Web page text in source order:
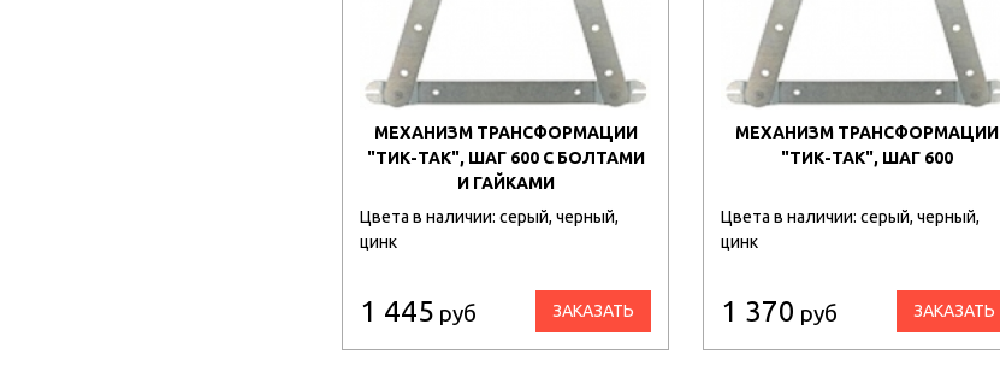
МЕХАНИЗМ ТРАНСФОРМАЦИИ
"ТИК-ТАК", ШАГ 600 С БОЛТАМИ
И ГАЙКАМИ
Цвета в наличии: серый, черный,
цинк
1 445 руб ЗАКАЗАТЬ
МЕХАНИЗМ ТРАНСФОРМАЦИИ
"ТИК-ТАК", ШАГ 600
Цвета в наличии: серый, черный,
цинк
1 370 руб ЗАКАЗАТЬ